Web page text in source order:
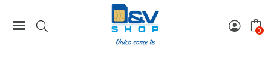
0
SIM Wind3 Numero Facile 389959191X Da Attivare